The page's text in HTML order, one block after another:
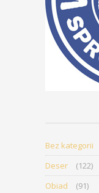
Bez kategorii
Deser
(122)
Obiad
(91)